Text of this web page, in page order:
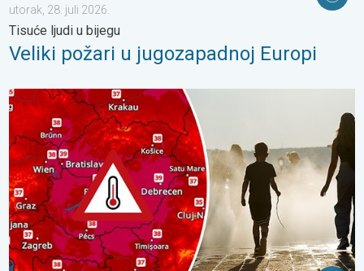
utorak, 28. juli 2026.
Tisuće ljudi u bijegu
Veliki požari u jugozapadnoj Europi
Ekstremne vrućine u istočnoj Europi. Temperature iznad 40°C.